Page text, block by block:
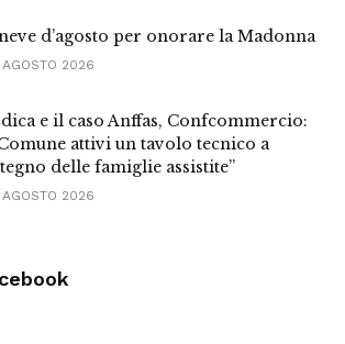
d’agosto per onorare la Madonna
2026
e il caso Anffas, Confcommercio:
attivi un tavolo tecnico a
delle famiglie assistite”
2026